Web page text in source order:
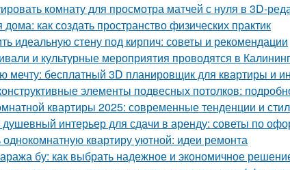
комнату для просмотра матчей с нуля в 3D-
дома: как создать пространство физических практик
идеальную стену под кирпич: советы и рекомендации
и культурные мероприятия проводятся в
мечту: бесплатный 3D планировщик для квартиры и
элементы подвесных потолков:
квартиры 2025: современные тенденции и
душевный интерьер для сдачи в аренду: советы по
однокомнатную квартиру уютной: идеи ремонта
бу: как выбрать надежное и экономичное